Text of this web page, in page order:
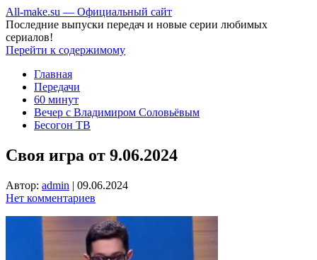
All-make.su — Официальный сайт
Последние выпуски передач и новые серии любимых
сериалов!
Перейти к содержимому
Главная
Передачи
60 минут
Вечер с Владимиром Соловьёвым
Бесогон ТВ
Своя игра от 9.06.2024
Автор: admin | 09.06.2024
Нет комментариев